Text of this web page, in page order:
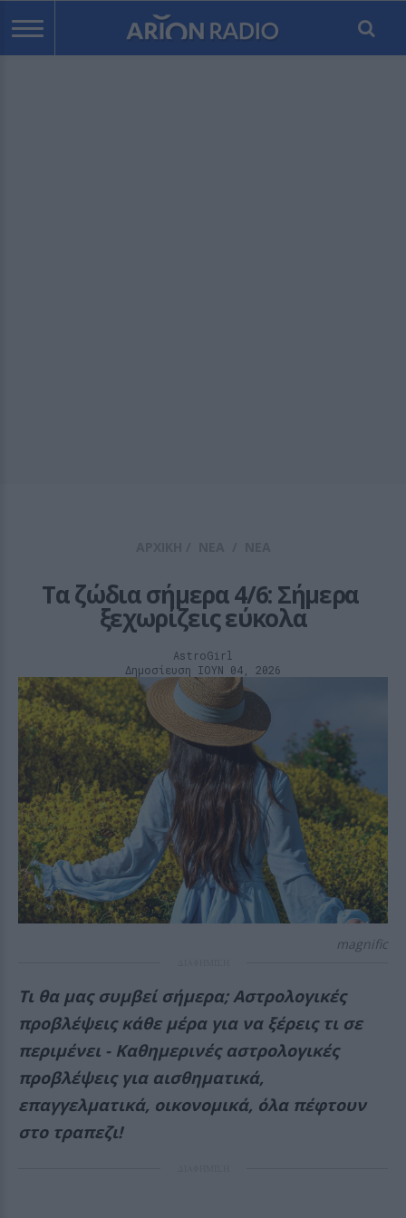
Τα ζώδια σήμερα 4/6: Σήμερα
ξεχωρίζεις εύκολα
AstroGirl
Δημοσίευση ΙΟΥΝ 04, 2026
magnific
Τι θα μας συμβεί σήμερα; Αστρολογικές
προβλέψεις κάθε μέρα για να ξέρεις τι σε
περιμένει - Καθημερινές αστρολογικές
προβλέψεις για αισθηματικά,
επαγγελματικά, οικονομικά, όλα πέφτουν
στο τραπεζι!